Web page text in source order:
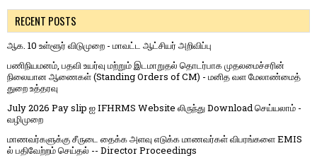
RECENT POSTS
ஆக. 10 உள்ளூர் விடுமுறை - மாவட்ட ஆட்சியர் அறிவிப்பு
பணிநியமனம், பதவி உயர்வு மற்றும் இடமாறுதல் தொடர்பாக முதலமைச்சரின்
நிலையான ஆணைகள் (Standing Orders of CM) - மனித வள மேலாண்மைத்
துறை உத்தரவு
July 2026 Pay slip ஐ IFHRMS Website லிருந்து Download செய்யலாம் -
வழிமுறை
மாணவர்களுக்கு சீருடை தைக்க அளவு எடுக்க மாணவர்கள் விபரங்களை EMIS
ல் பதிவேற்றம் செய்தல் -- Director Proceedings